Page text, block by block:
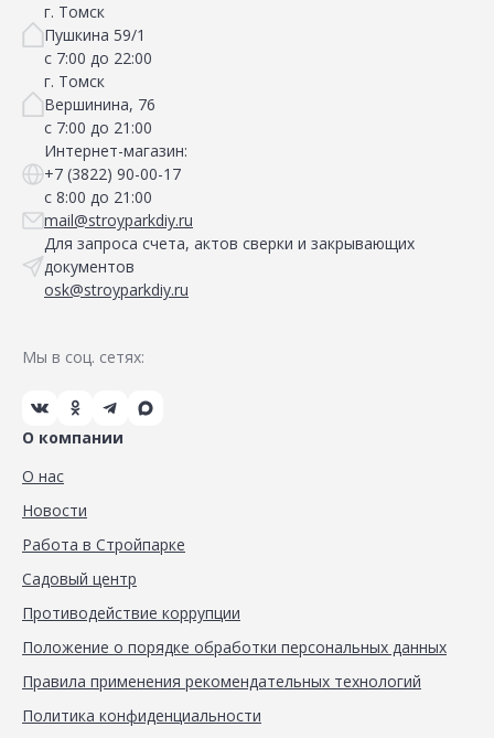
г. Томск
Пушкина 59/1
с 7:00 до 22:00
г. Томск
Вершинина, 76
с 7:00 до 21:00
Интернет-магазин:
+7 (3822) 90-00-17
с 8:00 до 21:00
mail@stroyparkdiy.ru
Для запроса счета, актов сверки и закрывающих
документов
osk@stroyparkdiy.ru
Мы в соц. сетях:
О компании
О нас
Новости
Работа в Стройпарке
Садовый центр
Противодействие коррупции
Положение о порядке обработки персональных данных
Правила применения рекомендательных технологий
Политика конфиденциальности